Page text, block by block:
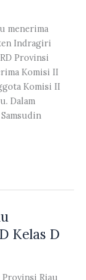
menerima
Indragiri
Provinsi
Komisi II
Komisi II
Dalam
Kelas D
Provinsi Riau